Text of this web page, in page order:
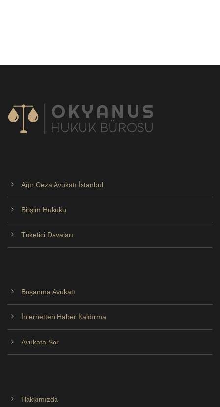
Ağır Ceza Avukatı İstanbul
Bilişim Hukuku
Tüketici Davaları
Boşanma Avukatı
İnternetten Haber Kaldırma
Avukata Sor
Hakkımızda